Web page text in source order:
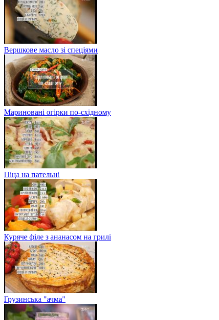
Вершкове масло зі спеціями
Мариновані огірки по-східному
Піца на пательні
Куряче філе з ананасом на грилі
Грузинська "ачма"